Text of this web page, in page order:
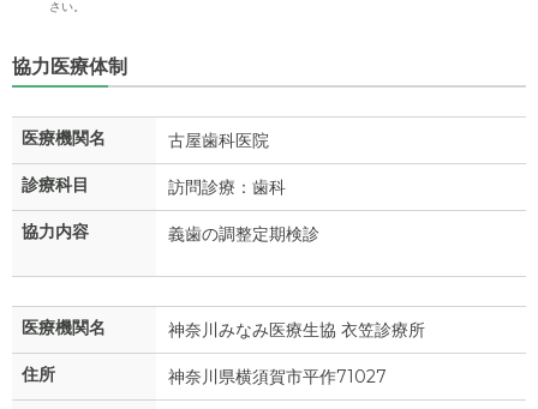
さい。
協力医療体制
医療機関名 古屋歯科医院
診療科目 訪問診療：歯科
協力内容 義歯の調整定期検診
医療機関名 神奈川みなみ医療生協 衣笠診療所
住所 神奈川県横須賀市平作71027